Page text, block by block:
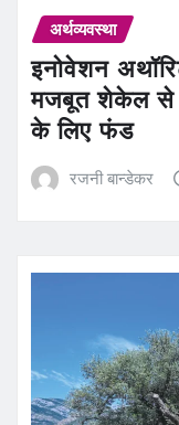
अर्थव्यवस्था
इनोवेशन
मजबूत शेकेल से
के लिए फंड
रजनी बान्डेकर